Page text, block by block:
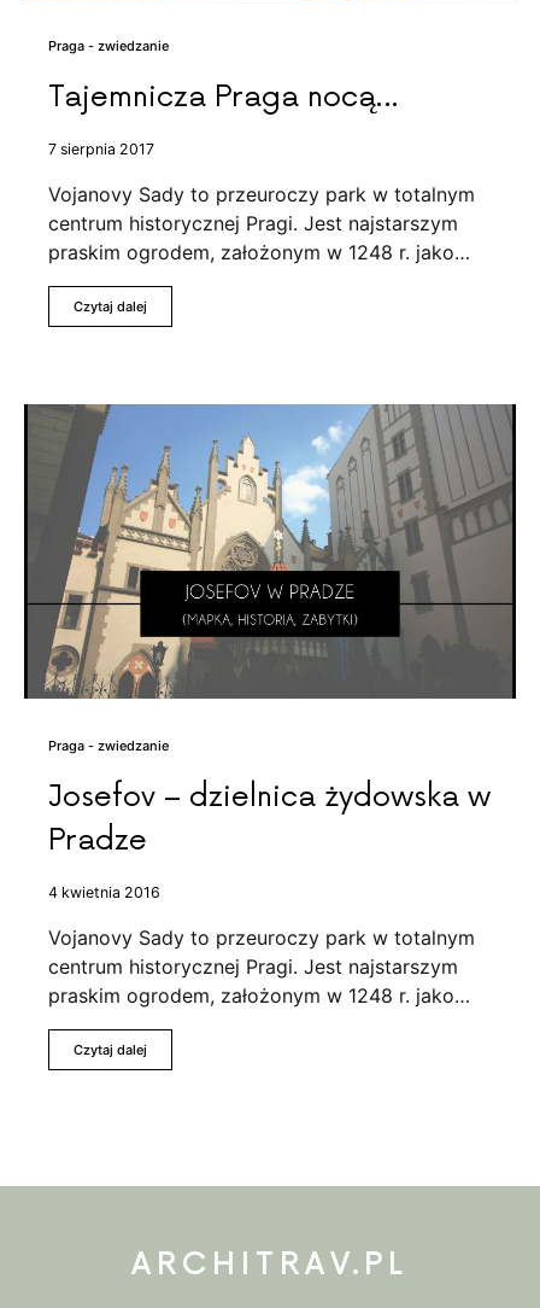
Praga - zwiedzanie
Tajemnicza Praga nocą…
7 sierpnia 2017
Vojanovy Sady to przeuroczy park w totalnym
centrum historycznej Pragi. Jest najstarszym
praskim ogrodem, założonym w 1248 r. jako…
Czytaj dalej
Praga - zwiedzanie
Josefov – dzielnica żydowska w
Pradze
4 kwietnia 2016
Vojanovy Sady to przeuroczy park w totalnym
centrum historycznej Pragi. Jest najstarszym
praskim ogrodem, założonym w 1248 r. jako…
Czytaj dalej
ARCHITRAV.PL